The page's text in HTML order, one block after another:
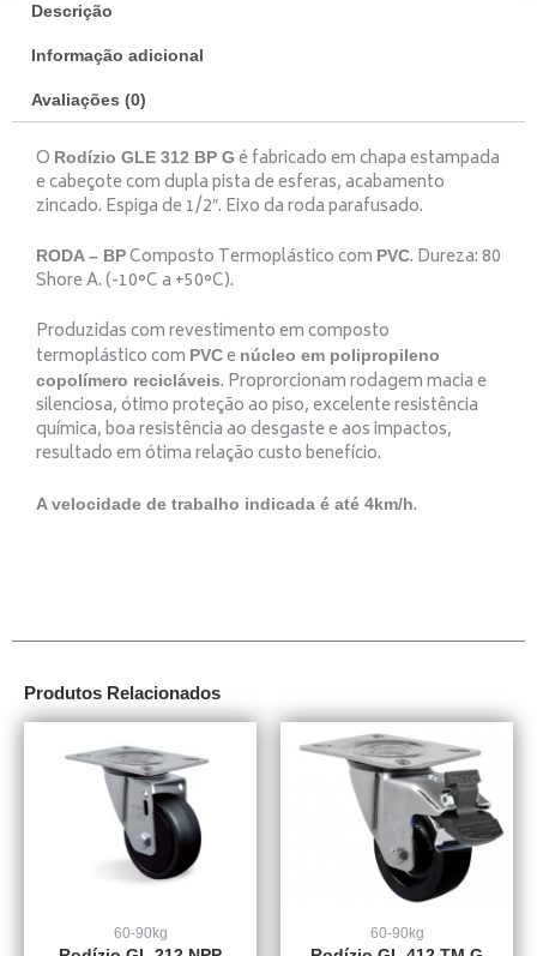
Descrição
Informação adicional
Avaliações (0)
O Rodízio GLE 312 BP G é fabricado em chapa estampada
e cabeçote com dupla pista de esferas, acabamento
zincado. Espiga de 1/2″. Eixo da roda parafusado.
RODA – BP Composto Termoplástico com PVC. Dureza: 80
Shore A. (-10°C a +50°C).
Produzidas com revestimento em composto
termoplástico com PVC e núcleo em polipropileno
copolímero recicláveis. Proprorcionam rodagem macia e
silenciosa, ótimo proteção ao piso, excelente resistência
química, boa resistência ao desgaste e aos impactos,
resultado em ótima relação custo benefício.
A velocidade de trabalho indicada é até 4km/h.
Produtos Relacionados
60-90kg 60-90kg